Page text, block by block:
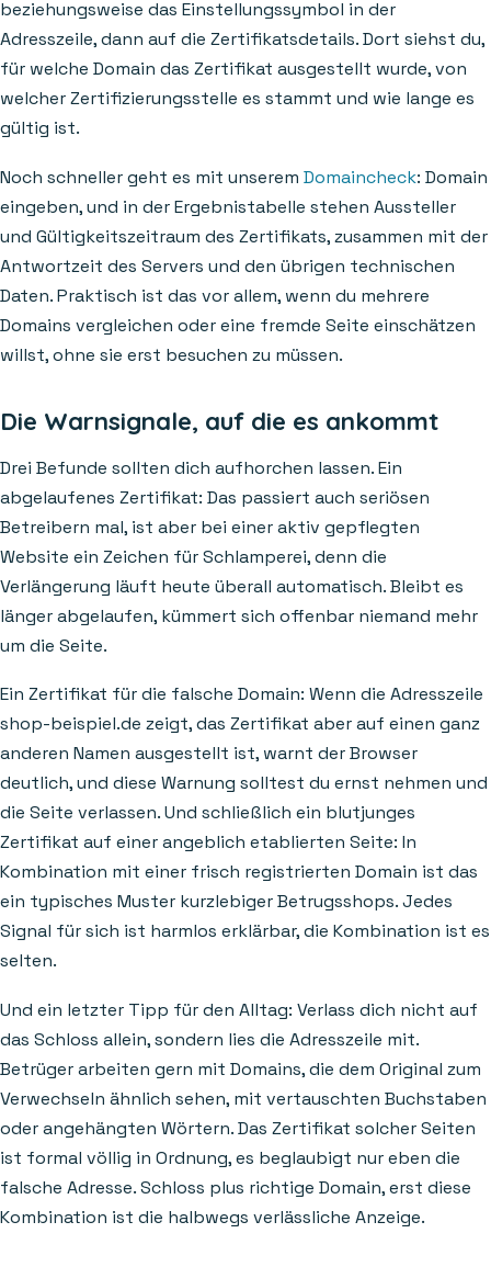
beziehungsweise das Einstellungssymbol in der
Adresszeile, dann auf die Zertifikatsdetails. Dort siehst du,
für welche Domain das Zertifikat ausgestellt wurde, von
welcher Zertifizierungsstelle es stammt und wie lange es
gültig ist.
Noch schneller geht es mit unserem Domaincheck: Domain
eingeben, und in der Ergebnistabelle stehen Aussteller
und Gültigkeitszeitraum des Zertifikats, zusammen mit der
Antwortzeit des Servers und den übrigen technischen
Daten. Praktisch ist das vor allem, wenn du mehrere
Domains vergleichen oder eine fremde Seite einschätzen
willst, ohne sie erst besuchen zu müssen.
Die Warnsignale, auf die es ankommt
Drei Befunde sollten dich aufhorchen lassen. Ein
abgelaufenes Zertifikat: Das passiert auch seriösen
Betreibern mal, ist aber bei einer aktiv gepflegten
Website ein Zeichen für Schlamperei, denn die
Verlängerung läuft heute überall automatisch. Bleibt es
länger abgelaufen, kümmert sich offenbar niemand mehr
um die Seite.
Ein Zertifikat für die falsche Domain: Wenn die Adresszeile
shop-beispiel.de zeigt, das Zertifikat aber auf einen ganz
anderen Namen ausgestellt ist, warnt der Browser
deutlich, und diese Warnung solltest du ernst nehmen und
die Seite verlassen. Und schließlich ein blutjunges
Zertifikat auf einer angeblich etablierten Seite: In
Kombination mit einer frisch registrierten Domain ist das
ein typisches Muster kurzlebiger Betrugsshops. Jedes
Signal für sich ist harmlos erklärbar, die Kombination ist es
selten.
Und ein letzter Tipp für den Alltag: Verlass dich nicht auf
das Schloss allein, sondern lies die Adresszeile mit.
Betrüger arbeiten gern mit Domains, die dem Original zum
Verwechseln ähnlich sehen, mit vertauschten Buchstaben
oder angehängten Wörtern. Das Zertifikat solcher Seiten
ist formal völlig in Ordnung, es beglaubigt nur eben die
falsche Adresse. Schloss plus richtige Domain, erst diese
Kombination ist die halbwegs verlässliche Anzeige.